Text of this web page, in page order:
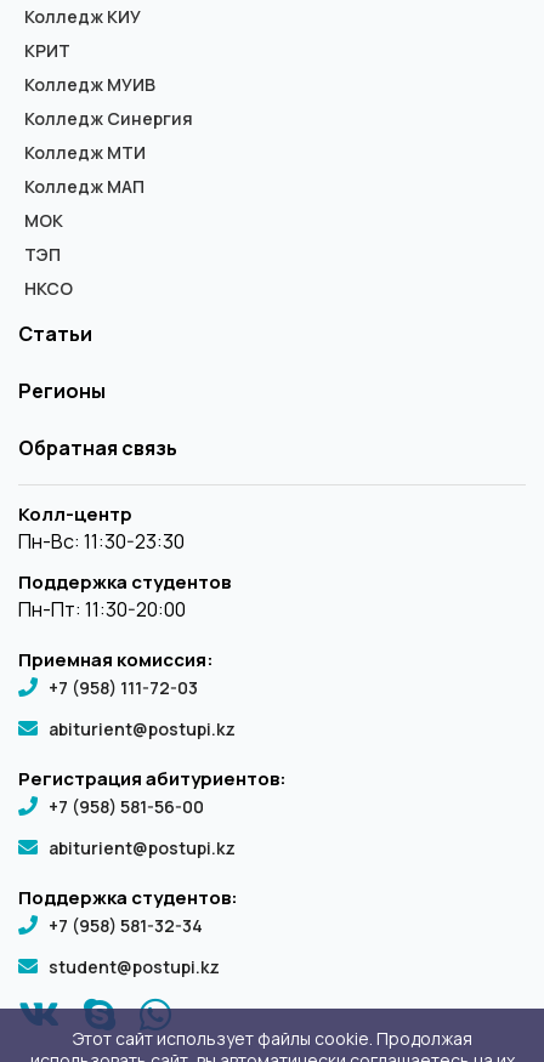
Колледж КИУ
КРИТ
Колледж МУИВ
Колледж Синергия
Колледж МТИ
Колледж МАП
МОК
ТЭП
НКСО
Статьи
Регионы
Обратная связь
Колл-центр
Пн-Вс: 11:30-23:30
Поддержка студентов
Пн-Пт: 11:30-20:00
Приемная комиссия:
+7 (958) 111-72-03
abiturient@postupi.kz
Регистрация абитуриентов:
+7 (958) 581-56-00
abiturient@postupi.kz
Поддержка студентов:
+7 (958) 581-32-34
student@postupi.kz
Этот сайт использует файлы cookie. Продолжая